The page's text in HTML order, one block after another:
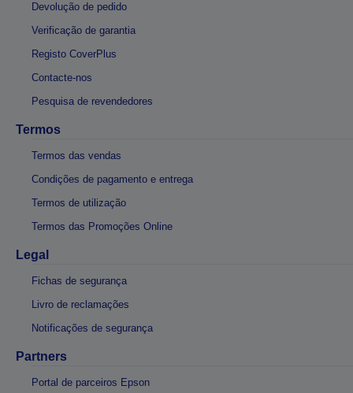
Devolução de pedido
Verificação de garantia
Registo CoverPlus
Contacte-nos
Pesquisa de revendedores
Termos
Termos das vendas
Condições de pagamento e entrega
Termos de utilização
Termos das Promoções Online
Legal
Fichas de segurança
Livro de reclamações
Notificações de segurança
Partners
Portal de parceiros Epson